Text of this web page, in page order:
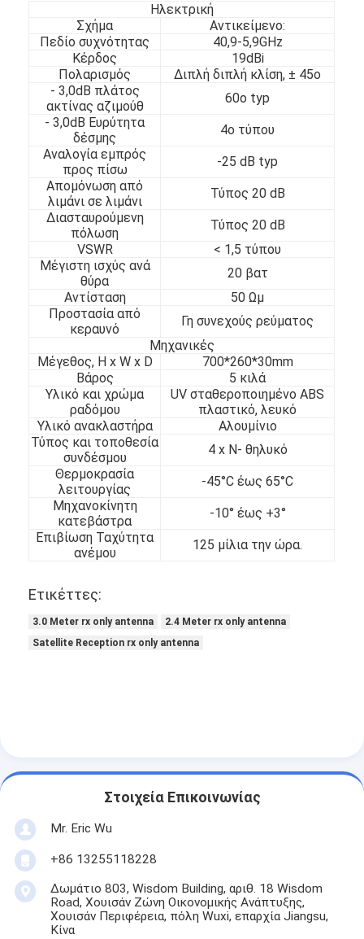
Ηλεκτρική
Σχήμα
Αντικείμενο:
Πεδίο συχνότητας
40,9-5,9GHz
Κέρδος
19dBi
Πολαρισμός
Διπλή διπλή κλίση, ± 45o
- 3,0dB πλάτος
ακτίνας αζιμούθ
60o typ
- 3,0dB Ευρύτητα
δέσμης
4o τύπου
Αναλογία εμπρός
προς πίσω
-25 dB typ
Απομόνωση από
λιμάνι σε λιμάνι
Τύπος 20 dB
Διασταυρούμενη
πόλωση
Τύπος 20 dB
VSWR
< 1,5 τύπου
Μέγιστη ισχύς ανά
θύρα
20 βατ
Αντίσταση
50 Ωμ
Προστασία από
κεραυνό
Γη συνεχούς ρεύματος
Μηχανικές
Μέγεθος, H x W x D
700*260*30mm
Βάρος
5 κιλά
Υλικό και χρώμα
ραδόμου
UV σταθεροποιημένο ABS
πλαστικό, λευκό
Υλικό ανακλαστήρα
Αλουμίνιο
Τύπος και τοποθεσία
συνδέσμου
4 x N- θηλυκό
Θερμοκρασία
λειτουργίας
-45°C έως 65°C
Μηχανοκίνητη
κατεβάστρα
-10° έως +3°
Επιβίωση Ταχύτητα
ανέμου
125 μίλια την ώρα.
Ετικέττες:
3.0 Meter rx only antenna
2.4 Meter rx only antenna
Satellite Reception rx only antenna
Στοιχεία Επικοινωνίας
Mr. Eric Wu
+86 13255118228
Δωμάτιο 803, Wisdom Building, αριθ. 18 Wisdom
Road, Χουισάν Ζώνη Οικονομικής Ανάπτυξης,
Χουισάν Περιφέρεια, πόλη Wuxi, επαρχία Jiangsu,
Κίνα